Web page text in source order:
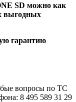
SD можно как
выгодных
гарантию
вопросы по ТС
8 495 589 31 29